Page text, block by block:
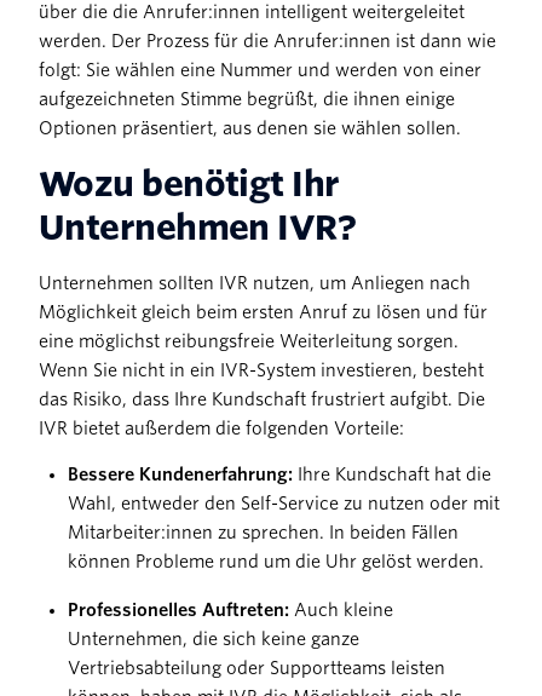
über die die Anrufer:innen intelligent weitergeleitet
werden. Der Prozess für die Anrufer:innen ist dann wie
folgt: Sie wählen eine Nummer und werden von einer
aufgezeichneten Stimme begrüßt, die ihnen einige
Optionen präsentiert, aus denen sie wählen sollen.
Wozu benötigt Ihr
Unternehmen IVR?
Unternehmen sollten IVR nutzen, um Anliegen nach
Möglichkeit gleich beim ersten Anruf zu lösen und für
eine möglichst reibungsfreie Weiterleitung sorgen.
Wenn Sie nicht in ein IVR-System investieren, besteht
das Risiko, dass Ihre Kundschaft frustriert aufgibt. Die
IVR bietet außerdem die folgenden Vorteile:
Bessere Kundenerfahrung: Ihre Kundschaft hat die
Wahl, entweder den Self-Service zu nutzen oder mit
Mitarbeiter:innen zu sprechen. In beiden Fällen
können Probleme rund um die Uhr gelöst werden.
Professionelles Auftreten: Auch kleine
Unternehmen, die sich keine ganze
Vertriebsabteilung oder Supportteams leisten